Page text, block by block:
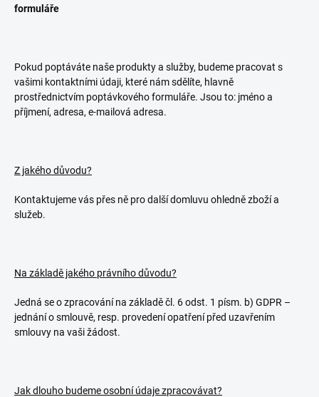
formuláře
Pokud poptáváte naše produkty a služby, budeme pracovat s
vašimi kontaktními údaji, které nám sdělíte, hlavně
prostřednictvím poptávkového formuláře. Jsou to: jméno a
příjmení, adresa, e-mailová adresa.
Z jakého důvodu?
Kontaktujeme vás přes ně pro další domluvu ohledně zboží a
služeb.
Na základě jakého právního důvodu?
Jedná se o zpracování na základě čl. 6 odst. 1 písm. b) GDPR –
jednání o smlouvě, resp. provedení opatření před uzavřením
smlouvy na vaši žádost.
Jak dlouho budeme osobní údaje zpracovávat?